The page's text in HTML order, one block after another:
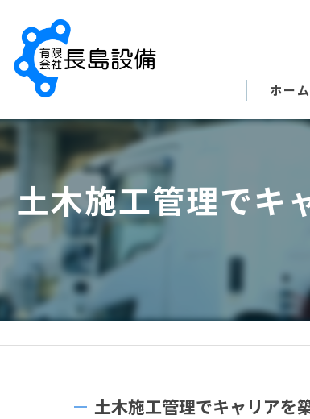
ホーム
土木施工管理でキ
土木施工管理でキャリアを